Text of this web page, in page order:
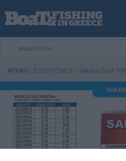
ΑΡΧΙΚΗ
ΕΚΔΟΣΕΙΣ
ΨΑΡΕΜΑ ΑΠΟ ΑΚΤΗ
ΨΑΡΕΜΑ ΑΠΟ ΣΚΑΦΟΣ
ΨΑΡΟΤΟΥΦΕΚΟ
ΣΚΑΦΟΣ
VIDEO
ΑΡΧΙΚΗ / ΕΞΟΠΛΙΣΜΟΣ / Sakana Gold